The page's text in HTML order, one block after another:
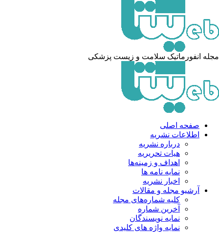
انفورماتیک سلامت و زیست پزشکی
صفحه اصلی
اطلاعات نشریه
درباره نشریه
هیات تحریریه
اهداف و زمینه‌ها
نمایه نامه ها
اخبار نشریه
آرشیو مجله و مقالات
کلیه شماره‌های مجله
آخرین شماره
نمایه نویسندگان
نمایه واژه های کلیدی